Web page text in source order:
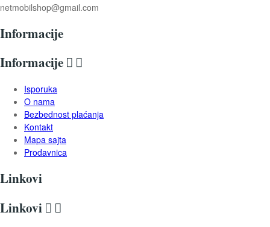
netmobilshop@gmail.com
Informacije
Informacije  
Isporuka
O nama
Bezbednost plaćanja
Kontakt
Mapa sajta
Prodavnica
Linkovi
Linkovi  